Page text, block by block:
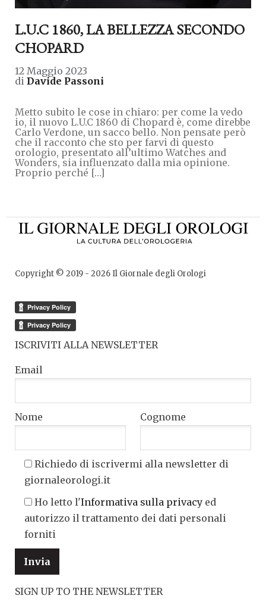
L.U.C 1860, LA BELLEZZA SECONDO
CHOPARD
12 Maggio 2023
di Davide Passoni
Metto subito le cose in chiaro: per come la vedo
io, il nuovo L.U.C 1860 di Chopard è, come direbbe
Carlo Verdone, un sacco bello. Non pensate però
che il racconto che sto per farvi di questo
orologio, presentato all’ultimo Watches and
Wonders, sia influenzato dalla mia opinione.
Proprio perché […]
Copyright © 2019 - 2026Il Giornale degli Orologi
ISCRIVITI ALLA NEWSLETTER
Email
Nome Cognome
Richiedo di iscrivermi alla newsletter di
giornaleorologi.it
Ho letto l'Informativa sulla privacy ed
autorizzo il trattamento dei dati personali
forniti
SIGN UP TO THE NEWSLETTER